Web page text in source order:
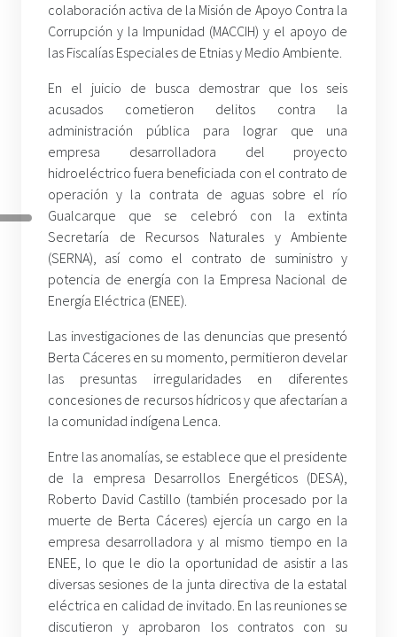
colaboración activa de la Misión de Apoyo Contra la
Corrupción y la Impunidad (MACCIH) y el apoyo de
las Fiscalías Especiales de Etnias y Medio Ambiente.
En el juicio de busca demostrar que los seis
acusados cometieron delitos contra la
administración pública para lograr que una
empresa desarrolladora del proyecto
hidroeléctrico fuera beneficiada con el contrato de
operación y la contrata de aguas sobre el río
Gualcarque que se celebró con la extinta
Secretaría de Recursos Naturales y Ambiente
(SERNA), así como el contrato de suministro y
potencia de energía con la Empresa Nacional de
Energía Eléctrica (ENEE).
Las investigaciones de las denuncias que presentó
Berta Cáceres en su momento, permitieron develar
las presuntas irregularidades en diferentes
concesiones de recursos hídricos y que afectarían a
la comunidad indígena Lenca.
Entre las anomalías, se establece que el presidente
de la empresa Desarrollos Energéticos (DESA),
Roberto David Castillo (también procesado por la
muerte de Berta Cáceres) ejercía un cargo en la
empresa desarrolladora y al mismo tiempo en la
ENEE, lo que le dio la oportunidad de asistir a las
diversas sesiones de la junta directiva de la estatal
eléctrica en calidad de invitado. En las reuniones se
discutieron y aprobaron los contratos con su